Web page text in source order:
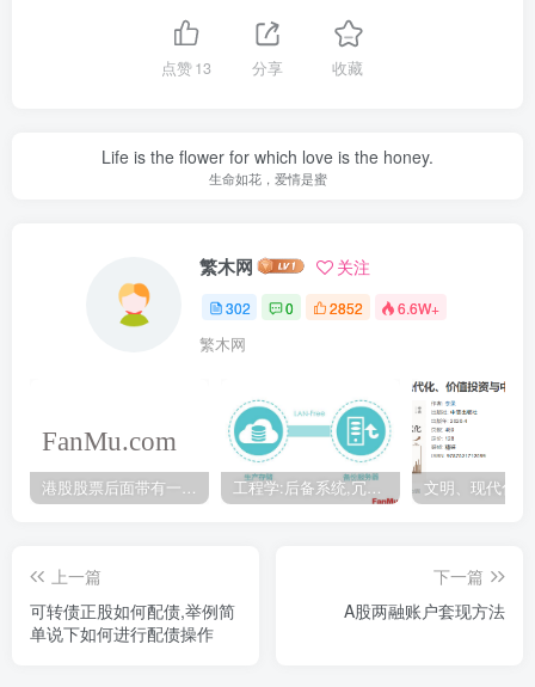
点赞13 分享 收藏
Life is the flower for which love is the honey.
生命如花，爱情是蜜
繁木网 关注
302 0 2852 6.6W+
繁木网
港股股票后面带有一个B是什么意思？股票名字带-W,-R,-S呢 工程学:后备系统,冗余备份系统,冗余设计系统-芒格多学科思维模型
上一篇
可转债正股如何配债,举例简
单说下如何进行配债操作
下一篇
A股两融账户套现方法